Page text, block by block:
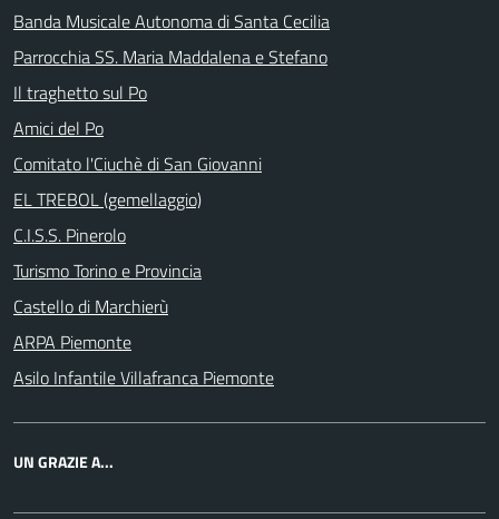
Banda Musicale Autonoma di Santa Cecilia
Parrocchia SS. Maria Maddalena e Stefano
Il traghetto sul Po
Amici del Po
Comitato l'Ciuchè di San Giovanni
EL TREBOL (gemellaggio)
C.I.S.S. Pinerolo
Turismo Torino e Provincia
Castello di Marchierù
ARPA Piemonte
Asilo Infantile Villafranca Piemonte
UN GRAZIE A...